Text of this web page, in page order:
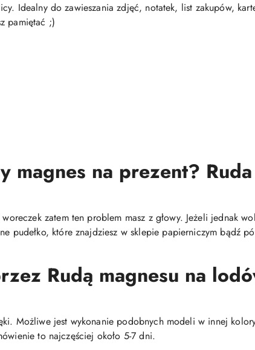
Idealny do zawieszania zdjęć, notatek, list zakupów,
pamiętać ;)
magnes na prezent? Ruda
zatem ten problem masz z głowy. Jeżeli jednak
pudełko, które znajdziesz w sklepie papierniczym bądź
Rudą magnesu na
Możliwe jest wykonanie podobnych modeli w innej
to najczęściej około 5-7 dni.